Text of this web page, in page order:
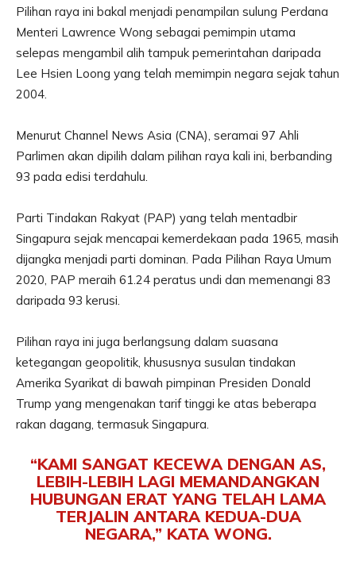
Pilihan raya ini bakal menjadi penampilan sulung Perdana
Menteri Lawrence Wong sebagai pemimpin utama
selepas mengambil alih tampuk pemerintahan daripada
Lee Hsien Loong yang telah memimpin negara sejak tahun
2004.
Menurut Channel News Asia (CNA), seramai 97 Ahli
Parlimen akan dipilih dalam pilihan raya kali ini, berbanding
93 pada edisi terdahulu.
Parti Tindakan Rakyat (PAP) yang telah mentadbir
Singapura sejak mencapai kemerdekaan pada 1965, masih
dijangka menjadi parti dominan. Pada Pilihan Raya Umum
2020, PAP meraih 61.24 peratus undi dan memenangi 83
daripada 93 kerusi.
Pilihan raya ini juga berlangsung dalam suasana
ketegangan geopolitik, khususnya susulan tindakan
Amerika Syarikat di bawah pimpinan Presiden Donald
Trump yang mengenakan tarif tinggi ke atas beberapa
rakan dagang, termasuk Singapura.
“KAMI SANGAT KECEWA DENGAN AS,
LEBIH-LEBIH LAGI MEMANDANGKAN
HUBUNGAN ERAT YANG TELAH LAMA
TERJALIN ANTARA KEDUA-DUA
NEGARA,” KATA WONG.